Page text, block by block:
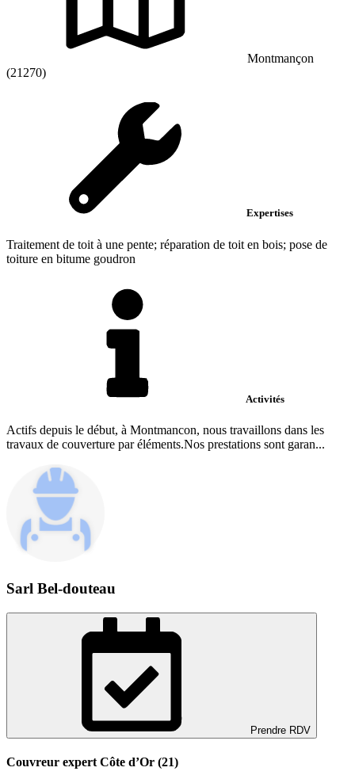
Montmançon
(21270)
Expertises
Traitement de toit à une pente; réparation de toit en bois; pose de
toiture en bitume goudron
Activités
Actifs depuis le début, à Montmancon, nous travaillons dans les
travaux de couverture par éléments.Nos prestations sont garan...
Sarl Bel-douteau
Prendre RDV
Couvreur expert Côte d’Or (21)